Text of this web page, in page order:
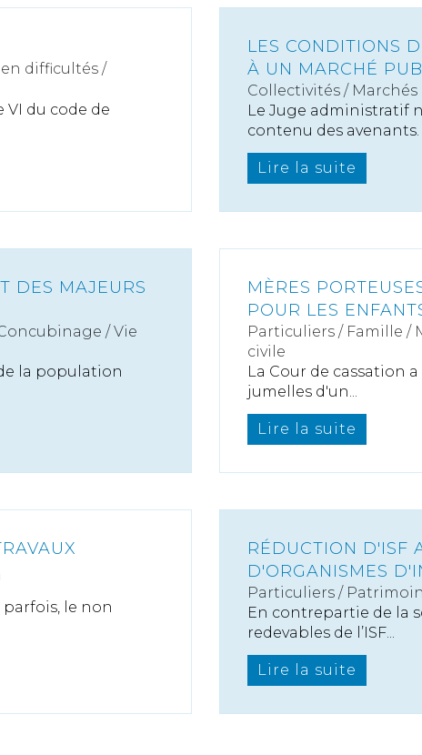
difficultés /
VI du code de
LES CONDITIONS
À UN MARCHÉ
Collectivités /
Le Juge administratif
contenu des avenants.
Lire la suite
DES MAJEURS
/ Vie
la population
MÈRES
POUR LES
Particuliers / Famille /
civile
La Cour de cassation
jumelles d'un...
Lire la suite
le non
RÉDUCTION D'ISF
D'ORGANISMES
Particuliers /
En contrepartie de la
redevables de l’ISF...
Lire la suite